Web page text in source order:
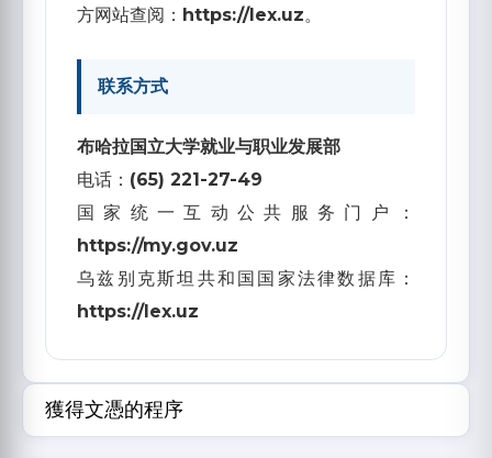
方网站查阅： https://lex.uz。
联系方式
布哈拉国立大学就业与职业发展部
电话： (65) 221-27-49
国家统一互动公共服务门户：
https://my.gov.uz
乌兹别克斯坦共和国国家法律数据库：
https://lex.uz
獲得文憑的程序